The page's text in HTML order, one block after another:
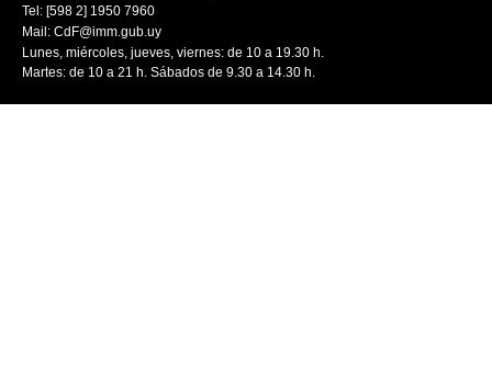
Tel: [598 2] 1950 7960
Mail: CdF@imm.gub.uy
Lunes, miércoles, jueves, viernes: de 10 a 19.30 h.
Martes: de 10 a 21 h. Sábados de 9.30 a 14.30 h.